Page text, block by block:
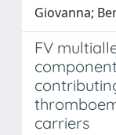
Giovanna;
FV
carriers